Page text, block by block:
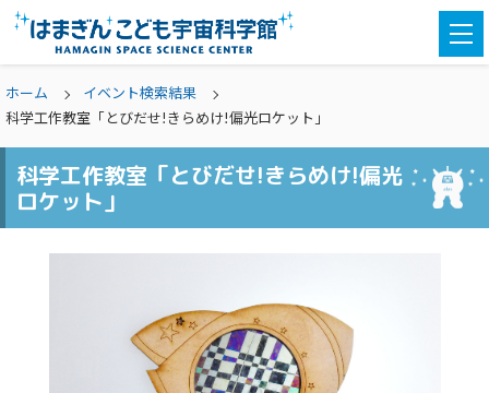
ホーム
イベント検索結果
科学工作教室「とびだせ!きらめけ!偏光ロケット」
科学工作教室「とびだせ!きらめけ!偏光
ロケット」